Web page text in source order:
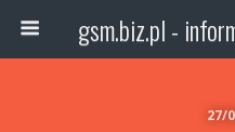
27/